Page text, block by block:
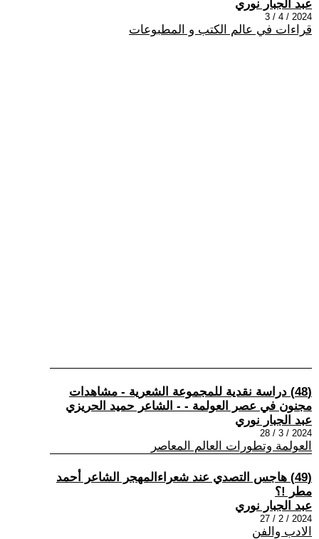
عبد الجبار نوري
2024 / 4 / 3
قراءات في عالم الكتب و المطبوعات
(48) دراسة نقدية للمجموعة الشعرية - مشاهدات
مجنون في عصر العولمة - - الشاعر حميد الحريزي
عبد الجبار نوري
2024 / 3 / 28
العولمة وتطورات العالم المعاصر
(49) هاجس التصدي عند شعراءالمهجر الشاعر أحمد
مطر !؟
عبد الجبار نوري
2024 / 2 / 27
الادب والفن